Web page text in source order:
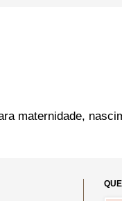
maternidade,